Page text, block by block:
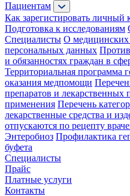
Пациентам
Как зарегистировать личный
Подготовка к исследованиям
Специалисты О медицинских
персональных данных
и обязанностях граждан в
Территориальная программа
оказания медпомощи
препаратов и лекарственных
применения Перечень
лекарственные средства и
отпускаются по рецепту
Энтеробиоз Профилактика
буфета
Специалисты
Прайс
Платные услуги
Контакты